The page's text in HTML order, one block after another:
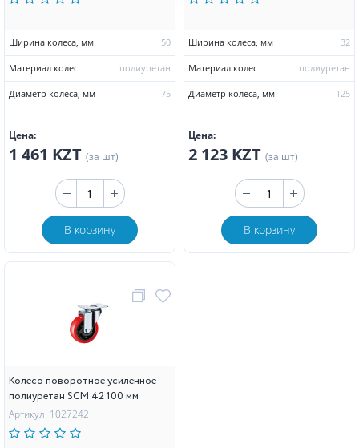
Ширина колеса, мм 50
Материал колес полиуретан
Диаметр колеса, мм 75
Цена:
1 461 KZT (за шт)
В корзину
Ширина колеса, мм 32
Материал колес полиуретан
Диаметр колеса, мм 125
Цена:
2 123 KZT (за шт)
В корзину
Колесо поворотное усиленное
полиуретан SCM 42 100 мм
Артикул: 1027242